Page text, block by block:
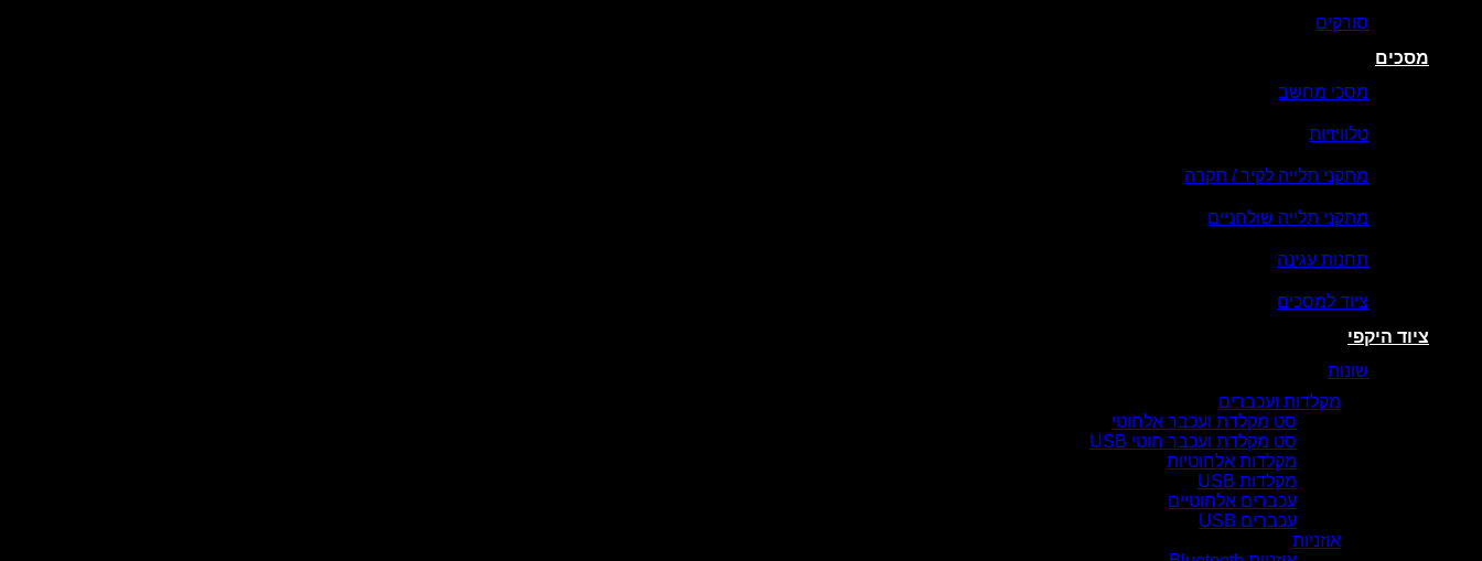
סורקים
מסכים
מסכי מחשב
טלוויזיות
מתקני תלייה לקיר / תקרה
מתקני תלייה שולחניים
תחנות עגינה
ציוד למסכים
ציוד היקפי
שונות
מקלדות ועכברים
סט מקלדת ועכבר אלחוטי
סט מקלדת ועכבר חוטי USB
מקלדות אלחוטיות
מקלדות USB
עכברים אלחוטיים
עכברים USB
אוזניות